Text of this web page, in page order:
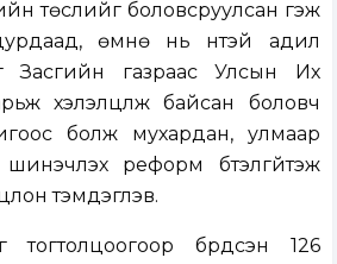
төслийг боловсруулсан гэж
өмнө нь үүнтэй адил
Засгийн газраас Улсын Их
хэлэлцүүлж байсан боловч
болж мухардан, улмаар
реформ бүтэлгүйтэж
тэмдэглэв.
тогтолцоогоор бүрдсэн 126